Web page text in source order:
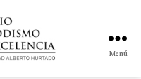
Menú